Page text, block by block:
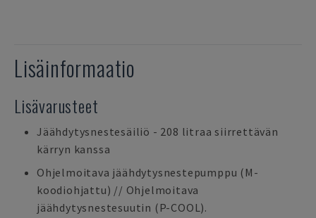
Lisäinformaatio
Lisävarusteet
Jäähdytysnestesäiliö - 208 litraa siirrettävän
kärryn kanssa
Ohjelmoitava jäähdytysnestepumppu (M-
koodiohjattu) // Ohjelmoitava
jäähdytysnestesuutin (P-COOL).